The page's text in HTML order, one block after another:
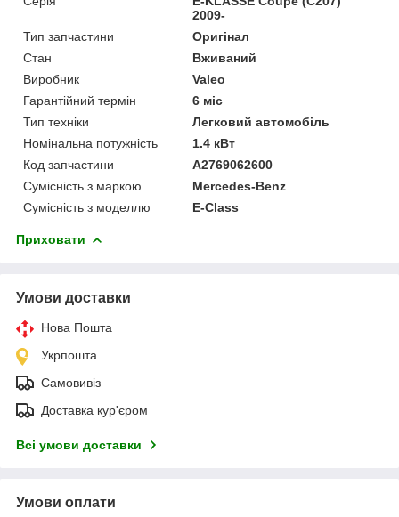
2009-
Тип запчастини
Оригінал
Стан
Вживаний
Виробник
Valeo
Гарантійний термін
6 міс
Тип техніки
Легковий автомобіль
Номінальна потужність
1.4 кВт
Код запчастини
A2769062600
Сумісність з маркою
Mercedes-Benz
Сумісність з моделлю
E-Class
Приховати
Умови доставки
Нова Пошта
Укрпошта
Самовивіз
Доставка кур'єром
Всі умови доставки
Умови оплати